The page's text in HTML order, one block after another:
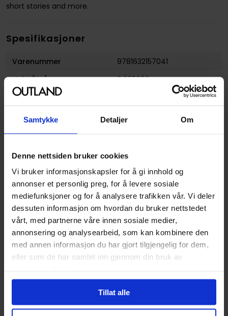
Samtykke Detaljer Om
Denne nettsiden bruker cookies
Vi bruker informasjonskapsler for å gi innhold og
annonser et personlig preg, for å levere sosiale
mediefunksjoner og for å analysere trafikken vår. Vi deler
dessuten informasjon om hvordan du bruker nettstedet
vårt, med partnerne våre innen sosiale medier,
annonsering og analysearbeid, som kan kombinere den
med annen informasjon du har gjort tilgjengelig for dem,
eller som de har samlet inn gjennom din bruk av
Tillat alle
short stories and more.
Spesifikasjoner
Varenummer
9781632157041
Vekt (Kg) :
0.295000
Opprinnelsesland :
Format
Paperback
Serie
Forfattere
Chynna Clugston Flores
Sjanger
Dokumentar og Fakta
Kjærlighet og Romanse
Litterær
Illustratør
Chynna Clugston-Flores
Antall Sider
136
Utgiver
Image Comics
Lanseringsdato
02.08.2016
1
Aldersgruppe
Voksen